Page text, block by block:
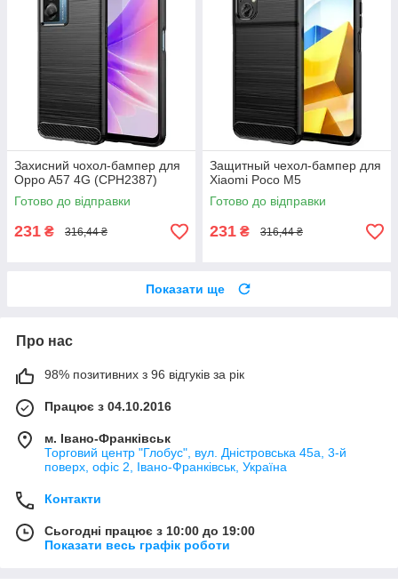
Захисний чохол-бампер для
Oppo A57 4G (CPH2387)
Готово до відправки
231 ₴ 316,44 ₴
Защитный чехол-бампер для
Xiaomi Poco M5
Готово до відправки
231 ₴ 316,44 ₴
Показати ще
Про нас
98% позитивних з 96 відгуків за рік
Працює з 04.10.2016
м. Івано-Франківськ
Торговий центр "Глобус", вул. Дністровська 45а, 3-й
поверх, офіс 2, Івано-Франківськ, Україна
Контакти
Сьогодні працює з 10:00 до 19:00
Показати весь графік роботи